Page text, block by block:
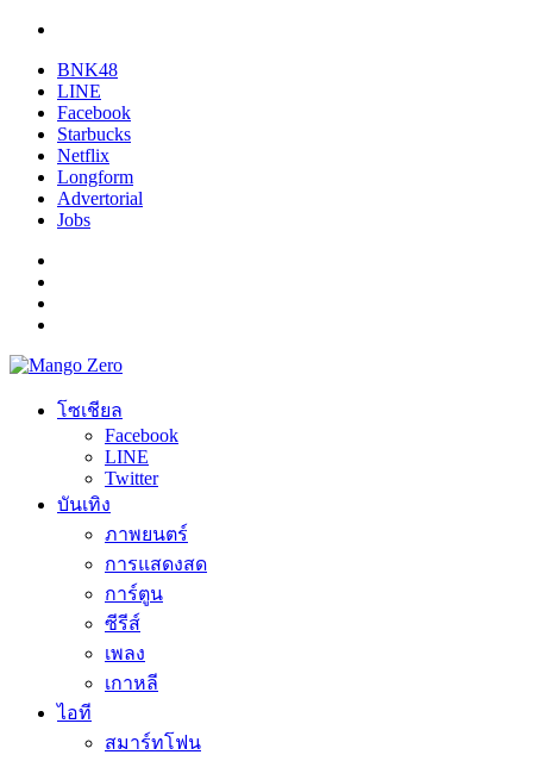
BNK48
LINE
Facebook
Starbucks
Netflix
Longform
Advertorial
Jobs
โซเชียล
Facebook
LINE
Twitter
บันเทิง
ภาพยนตร์
การแสดงสด
การ์ตูน
ซีรีส์
เพลง
เกาหลี
ไอที
สมาร์ทโฟน